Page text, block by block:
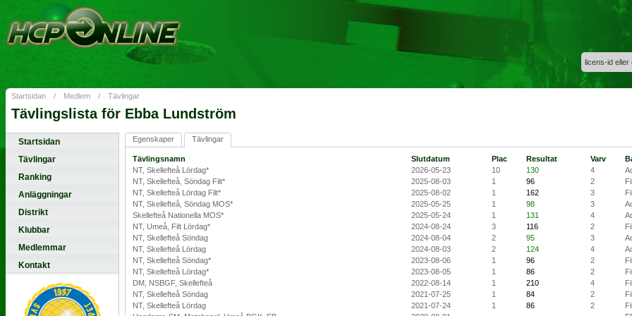
licens-id
Startsidan / Medlem / Tävlingar
Tävlingslista för Ebba Lundström
Startsidan
Tävlingar
Ranking
Anläggningar
Distrikt
Klubbar
Medlemmar
Kontakt
Egenskaper Tävlingar
Tävlingsnamn Slutdatum Plac Resultat Varv
NT, Skellefteå Lördag*
2026-05-23 10 130 4
NT, Skellefteå, Söndag Filt*
2025-08-03 1 96 2
NT, Skellefteå Lördag Filt*
2025-08-02 1 162 3
NT, Skellefteå, Söndag MOS*
2025-05-25 1 98 3
Skellefteå Nationella MOS*
2025-05-24 1 131 4
NT, Umeå, Filt Lördag*
2024-08-24 3 116 2
NT, Skellefteå Söndag
2024-08-04 2 95 3
NT, Skellefteå Lördag
2024-08-03 2 124 4
NT, Skellefteå Söndag*
2023-08-06 1 96 2
NT, Skellefteå Lördag*
2023-08-05 1 86 2
DM, NSBGF, Skellefteå
2022-08-14 1 210 4
NT, Skellefteå Söndag
2021-07-25 1 84 2
NT, Skellefteå Lördag
2021-07-24 1 86 2